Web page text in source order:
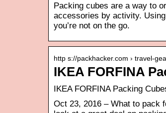
Packing cubes are a way to
accessories by activity.
you’re not on the go.
http s://packhacker.com › travel-
IKEA FORFINA
IKEA FORFINA Packing
Oct 23, 2016 – What to pack